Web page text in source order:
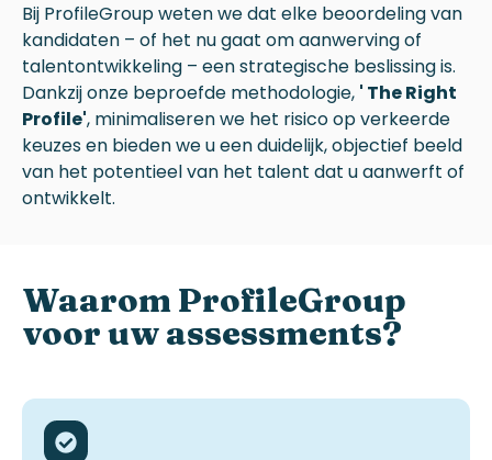
Bij ProfileGroupweten we dat elke beoordelingvan
kandidaten – of het nu gaat om aanwerving of
talentontwikkeling – een strategische beslissing is.
Dankzij onze beproefde methodologie, ' The Right
Profile', minimaliseren we het risico op verkeerde
keuzes en bieden we u een duidelijk, objectief beeld
van het potentieel van het talent dat u aanwerft of
ontwikkelt.
WaaromProfileGroup
voor uw assessments?